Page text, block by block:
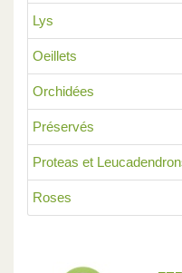
Lys
Oeillets
Orchidées
Préservés
Proteas et
Roses